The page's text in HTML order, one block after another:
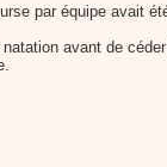
par équipe avait
natation avant de